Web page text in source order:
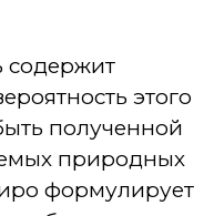
содержит
этого
полученной
природных
формулирует